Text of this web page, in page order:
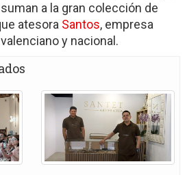
a la gran colección de
atesora Santos, empresa
y nacional.